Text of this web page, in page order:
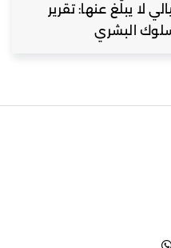
لا يبلّغ عنها: تقرير